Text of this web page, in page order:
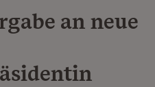
an neue